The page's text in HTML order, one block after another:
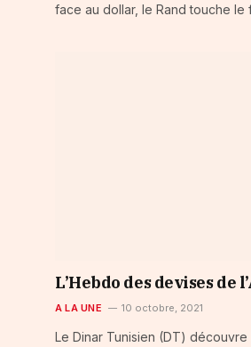
face au dollar, le Rand touche le
L’Hebdo des devises de
A LA UNE 10 octobre, 2021
Le Dinar Tunisien (DT)